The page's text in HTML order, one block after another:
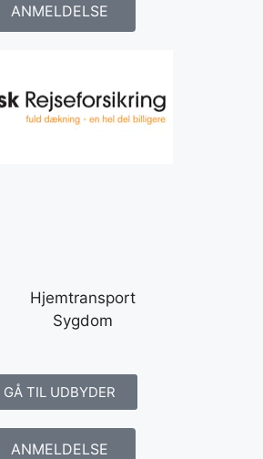
ANMELDELSE
Hjemtransport
Sygdom
GÅ TIL UDBYDER
ANMELDELSE